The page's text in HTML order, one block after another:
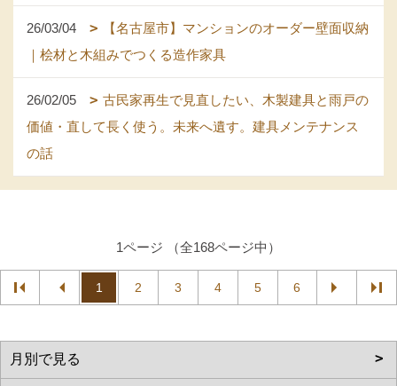
26/03/04
【名古屋市】マンションのオーダー壁面収納
｜桧材と木組みでつくる造作家具
26/02/05
古民家再生で見直したい、木製建具と雨戸の
価値・直して長く使う。未来へ遺す。建具メンテナンス
の話
1ページ （全168ページ中）
1 2 3 4 5 6